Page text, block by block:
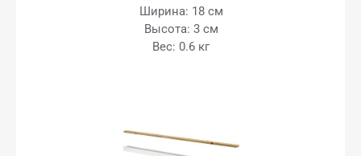
Ширина: 18 см
Высота: 3 см
Вес: 0.6 кг